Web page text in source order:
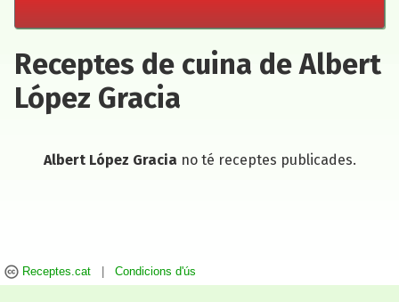
Receptes de cuina de Albert
López Gracia
Albert López Gracia no té receptes publicades.